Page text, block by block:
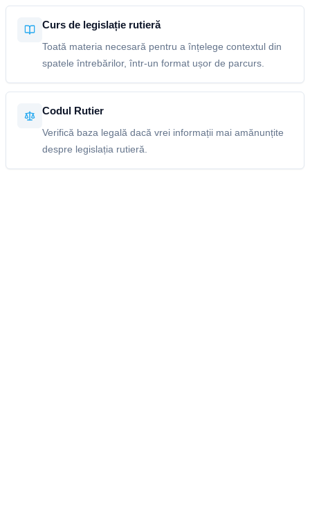
Curs de legislație rutieră
Toată materia necesară pentru a înțelege contextul din
spatele întrebărilor, într-un format ușor de parcurs.
Codul Rutier
Verifică baza legală dacă vrei informații mai amănunțite
despre legislația rutieră.